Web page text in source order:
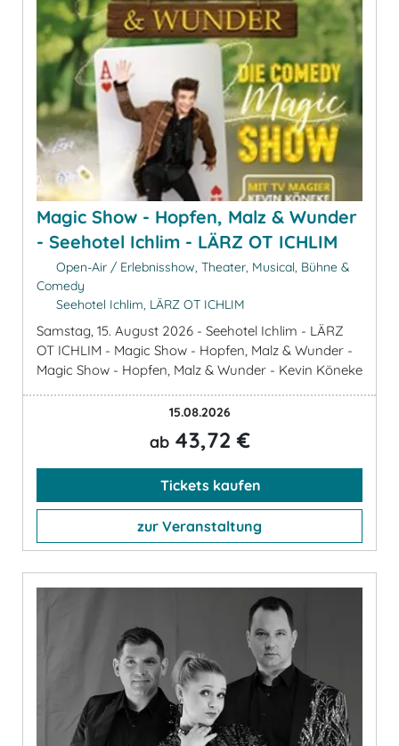
Magic Show - Hopfen, Malz & Wunder
- Seehotel Ichlim - LÄRZ OT ICHLIM
Open-Air / Erlebnisshow, Theater, Musical, Bühne &
Comedy
Seehotel Ichlim, LÄRZ OT ICHLIM
Samstag, 15. August 2026 - Seehotel Ichlim - LÄRZ
OT ICHLIM - Magic Show - Hopfen, Malz & Wunder -
Magic Show - Hopfen, Malz & Wunder - Kevin Köneke
15.08.2026
ab 43,72 €
Tickets kaufen
zur Veranstaltung